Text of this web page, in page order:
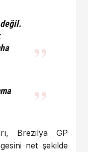
Brezilya GP
net şekilde